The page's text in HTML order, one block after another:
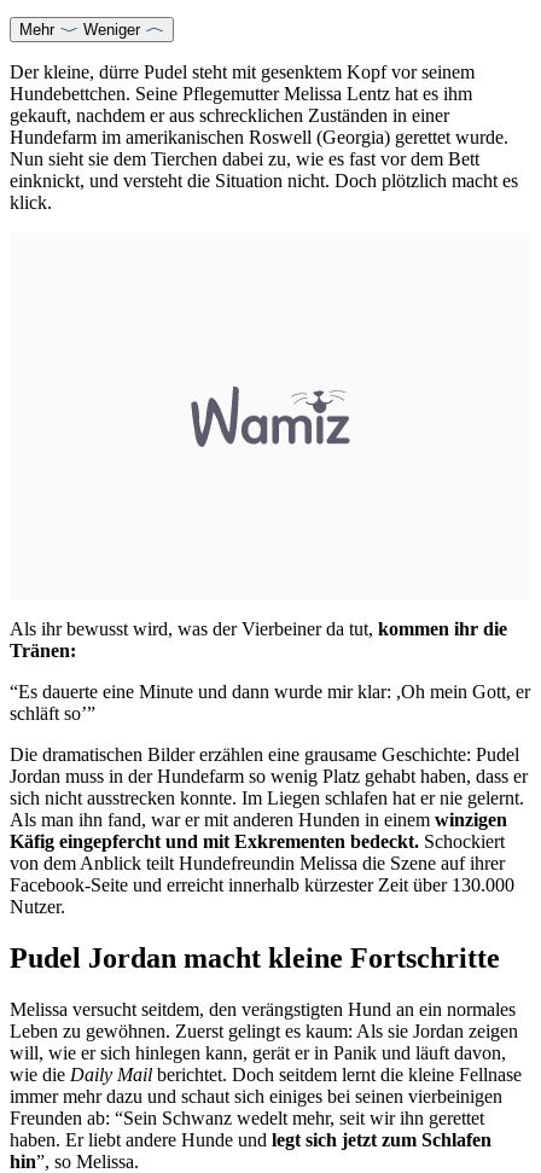
Mehr Weniger
Der kleine, dürre Pudel steht mit gesenktem Kopf vor seinem
Hundebettchen. Seine Pflegemutter Melissa Lentz hat es ihm
gekauft, nachdem er aus schrecklichen Zuständen in einer
Hundefarm im amerikanischen Roswell (Georgia) gerettet wurde.
Nun sieht sie dem Tierchen dabei zu, wie es fast vor dem Bett
einknickt, und versteht die Situation nicht. Doch plötzlich macht es
klick.
Als ihr bewusst wird, was der Vierbeiner da tut, kommen ihr die
Tränen:
“Es dauerte eine Minute und dann wurde mir klar: ,Oh mein Gott, er
schläft so’”
Die dramatischen Bilder erzählen eine grausame Geschichte: Pudel
Jordan muss in der Hundefarm so wenig Platz gehabt haben, dass er
sich nicht ausstrecken konnte. Im Liegen schlafen hat er nie gelernt.
Als man ihn fand, war er mit anderen Hunden in einem winzigen
Käfig eingepfercht und mit Exkrementen bedeckt. Schockiert
von dem Anblick teilt Hundefreundin Melissa die Szene auf ihrer
Facebook-Seite und erreicht innerhalb kürzester Zeit über 130.000
Nutzer.
Pudel Jordan macht kleine Fortschritte
Melissa versucht seitdem, den verängstigten Hund an ein normales
Leben zu gewöhnen. Zuerst gelingt es kaum: Als sie Jordan zeigen
will, wie er sich hinlegen kann, gerät er in Panik und läuft davon,
wie die Daily Mail berichtet. Doch seitdem lernt die kleine Fellnase
immer mehr dazu und schaut sich einiges bei seinen vierbeinigen
Freunden ab: “Sein Schwanz wedelt mehr, seit wir ihn gerettet
haben. Er liebt andere Hunde und legt sich jetzt zum Schlafen
hin”, so Melissa.